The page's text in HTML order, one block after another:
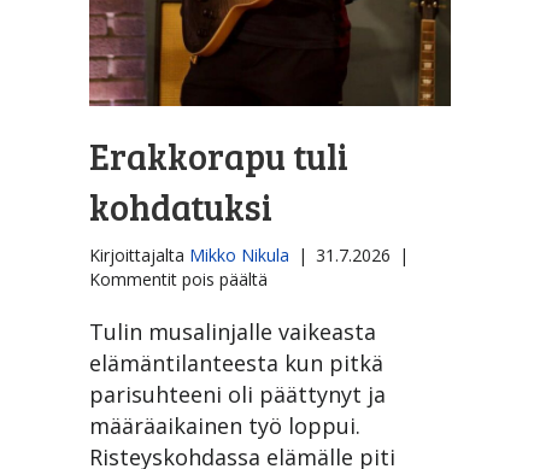
Erakkorapu tuli
kohdatuksi
Kirjoittajalta Mikko Nikula | 31.7.2026 |
Kommentit pois päältä
tuli
kohdatuksi
Tulin musalinjalle vaikeasta
elämäntilanteesta kun pitkä
parisuhteeni oli päättynyt ja
määräaikainen työ loppui.
Risteyskohdassa elämälle piti